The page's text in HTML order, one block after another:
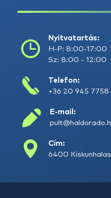
Nyitvatartás:
H-P: 8:00-17:00
Sz: 8:00 - 12:00
Telefon:
+36 20 945 7758
E-mail:
Cím:
6400